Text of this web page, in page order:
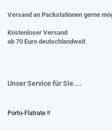
Versand an Packstationen gerne
Kostenloser Versand
ab 70 Euro deutschlandweit
Unser Service für Sie....
Porto-Flatrate !!